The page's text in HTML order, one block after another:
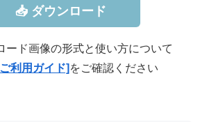
📥 ダウンロード
ード画像の形式と使い方について
利用ガイド] をご確認ください